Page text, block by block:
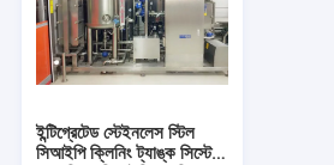
ইন্টিগ্রেটেড স্টেইনলেস স্টিল
সিআইপি ক্লিনিং ট্যাঙ্ক সিস্টেম